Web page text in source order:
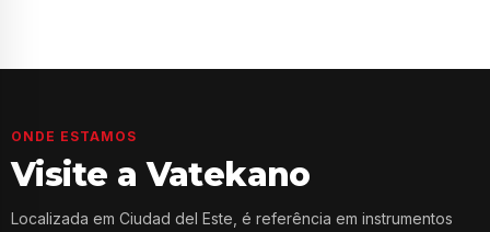
ONDE ESTAMOS
Visite a Vatekano
Localizada em Ciudad del Este, é referência em instrumentos